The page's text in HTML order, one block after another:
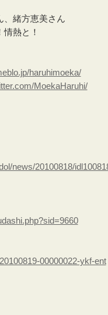
緒方恵美さん
熱と！
haruhimoeka/
MoekaHaruhi/
news/20100818/
00000022-ykf-ent